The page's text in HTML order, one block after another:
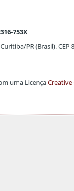
753X
PR (Brasil). CEP
uma Licença